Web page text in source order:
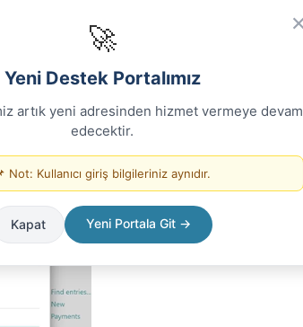
uyumsuzluğu
en kolay şekilde görüntülemek için
🚀
Yeni Destek Portalımız
artık yeni adresinden hizmet vermeye devam
edecektir.
Not: Kullanıcı giriş bilgileriniz aynıdır.
Kapat Yeni Portala Git →